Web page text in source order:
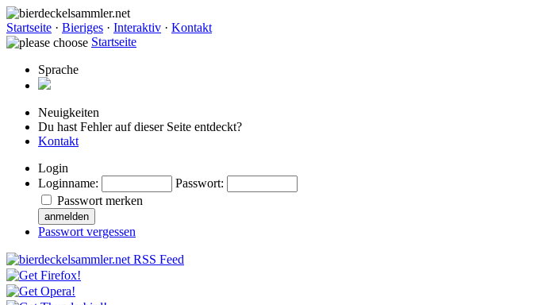
Startseite · Bieriges · Interaktiv · Kontakt
Startseite
Sprache
Neuigkeiten
Du hast Fehler auf dieser Seite entdeckt?
Kontakt
Login
Loginname: Passwort:
Passwort merken
Passwort vergessen